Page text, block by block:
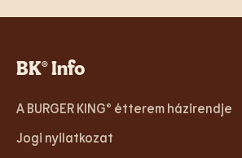
BK® Info
A BURGER KING® étterem házirendje
Jogi nyilatkozat